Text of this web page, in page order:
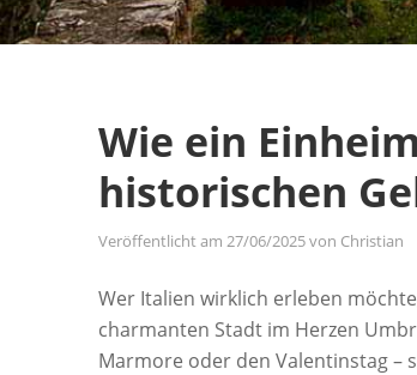
Wie ein
historischen
Veröffentlicht am 27/06/2025von Christian
Wer Italien wirklich erleben
charmanten Stadt im Herzen
Marmore oder den Valentinstag –